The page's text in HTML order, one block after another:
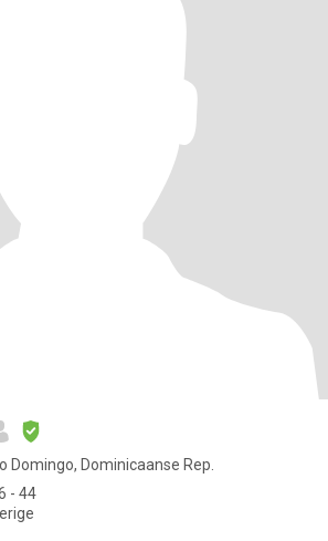
Domingo, Dominicaanse Rep.
- 44